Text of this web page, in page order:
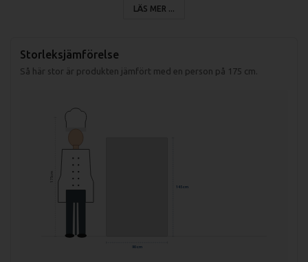
Automatisk avfrostning.
Mått: 900x805x1445mm
Kapacitet: 400 liter
Temp område: +2 till +8
LÄS MER ...
Storleksjämförelse
Så här stor är produkten jämfört med en person på 175 cm.
175 cm
145 cm
90 cm